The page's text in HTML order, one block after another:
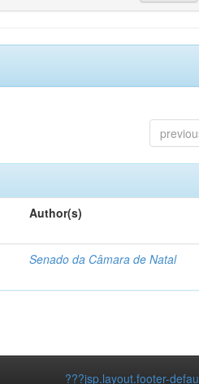
Author(s)
Senado da Câmara de Natal
???jsp.layout.footer-